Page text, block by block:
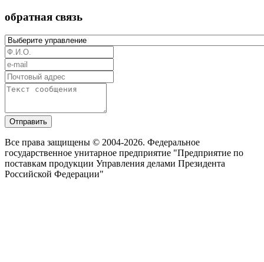
обратная связь
Отправить
Все права защищены © 2004-2026. Федеральное
государственное унитарное предприятие "Предприятие по
поставкам продукции Управления делами Президента
Российской Федерации"